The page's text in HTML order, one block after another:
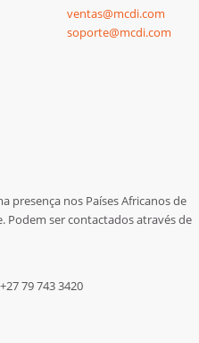
ventas@mcdi.com
soporte@mcdi.com
presença nos Países Africanos de
Podem ser contactados através de
79 743 3420